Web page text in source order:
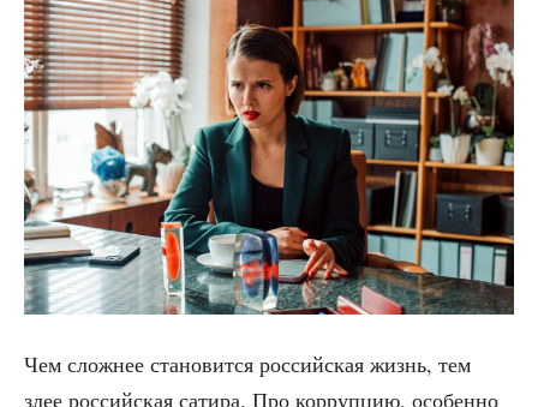
Чем слож­нее ста­но­вит­ся рос­сий­ская жизнь, тем
злее рос­сий­ская сати­ра. Про кор­руп­цию, осо­бен­но